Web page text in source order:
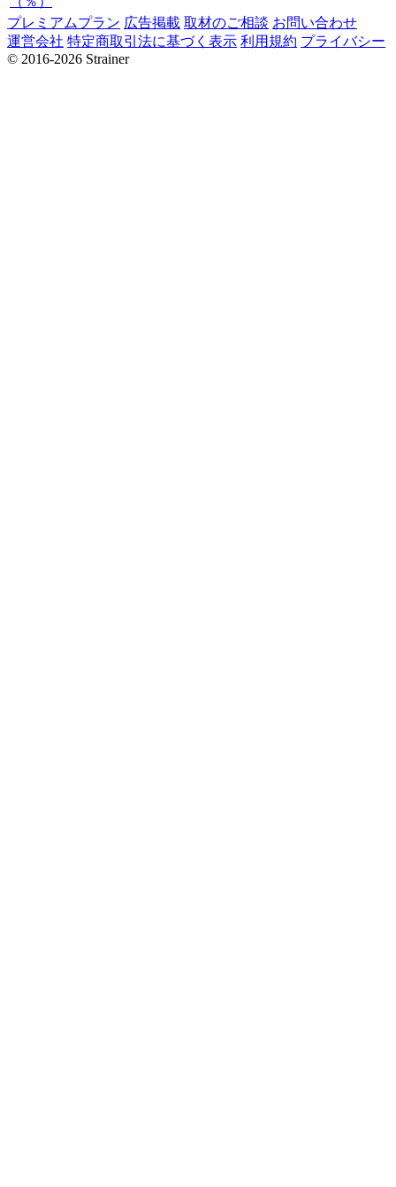
プレミアムプラン 広告掲載 取材のご相談 お問い合わせ
運営会社 特定商取引法に基づく表示 利用規約 プライバシー
© 2016-2026 Strainer